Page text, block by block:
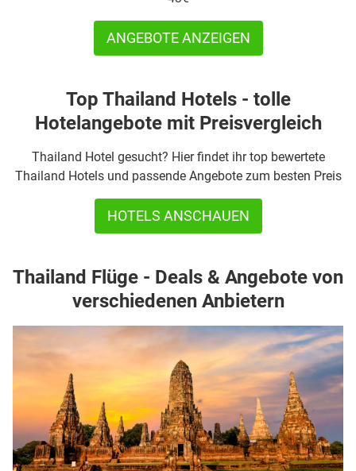
ANGEBOTE ANZEIGEN
Top Thailand Hotels - tolle
Hotelangebote mit Preisvergleich
Thailand Hotel gesucht? Hier findet ihr top bewertete
Thailand Hotels und passende Angebote zum besten Preis
HOTELS ANSCHAUEN
Thailand Flüge - Deals & Angebote von
verschiedenen Anbietern